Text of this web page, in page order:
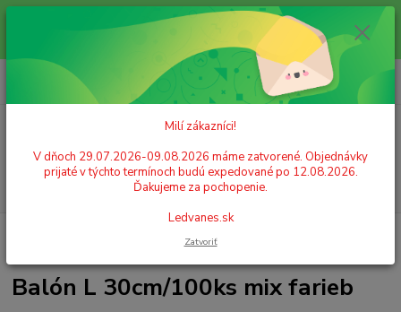
Milí zákazníci! V dňoch 29.07.2026-09.08.2026 máme zatvorené.
Objednávky prijaté v týchto termínoch budú expedované po 12.08.2026.
Ďakujeme za pochopenie. Ledvanes.sk
+421 908 755 958
Po. - Pia. od 9:00 hod. - 16:00 hod.
za0,00 EUR
Balón L 30cm/100ks mix farieb
Milí zákazníci!
V dňoch 29.07.2026-09.08.2026 máme zatvorené. Objednávky
prijaté v týchto termínoch budú expedované po 12.08.2026.
Ďakujeme za pochopenie.
Ledvanes.sk
Zatvoriť